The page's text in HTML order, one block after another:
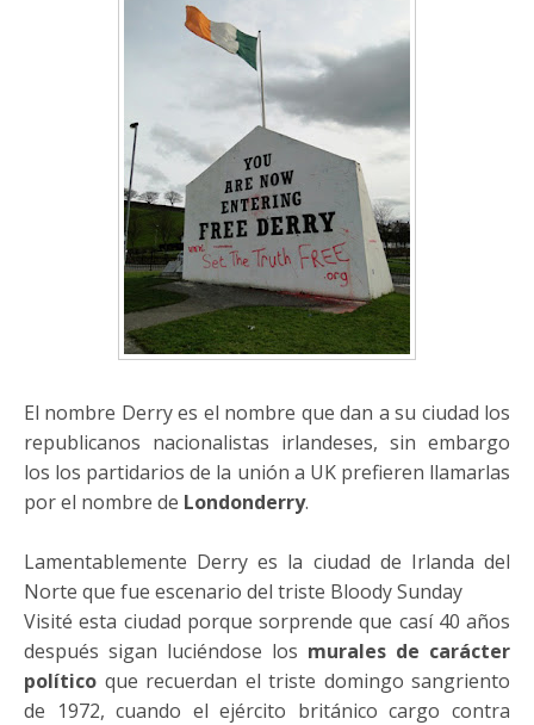
El nombre Derry es el nombre que dan a su ciudad los
republicanos nacionalistas irlandeses, sin embargo
los los partidarios de la unión a UK prefieren llamarlas
por el nombre de Londonderry.
Lamentablemente Derry es la ciudad de Irlanda del
Norte que fue escenario del triste Bloody Sunday
Visité esta ciudad porque sorprende que casí 40 años
después sigan luciéndose los murales de carácter
político que recuerdan el triste domingo sangriento
de 1972, cuando el ejército británico cargo contra